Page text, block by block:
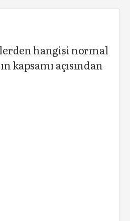
hangisi normal
kapsamı açısından